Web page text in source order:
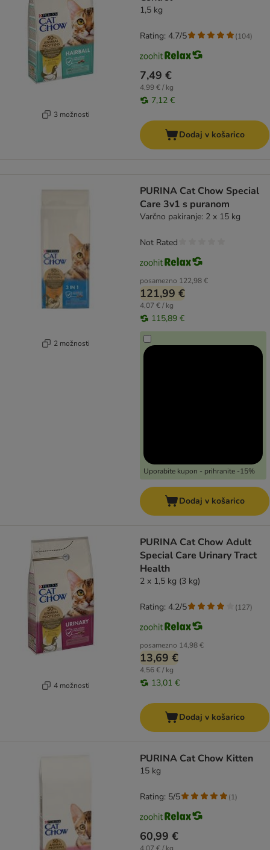
3 možnosti
1,5 kg
7,49 €
4,99 € / kg
7,12 €
Rating: 4.7/5 (104)
Dodaj v košarico
2 možnosti
PURINA Cat Chow Special
Care 3v1 s puranom
Varčno pakiranje: 2 x 15 kg
posamezno 122,98 €
121,99 €
4,07 € / kg
115,89 €
Uporabite kupon - prihranite -15%
Not Rated
Dodaj v košarico
4 možnosti
PURINA Cat Chow Adult
Special Care Urinary Tract
Health
2 x 1,5 kg (3 kg)
posamezno 14,98 €
13,69 €
4,56 € / kg
13,01 €
Rating: 4.2/5 (127)
Dodaj v košarico
PURINA Cat Chow Kitten
15 kg
60,99 €
Rating: 5/5 (1)